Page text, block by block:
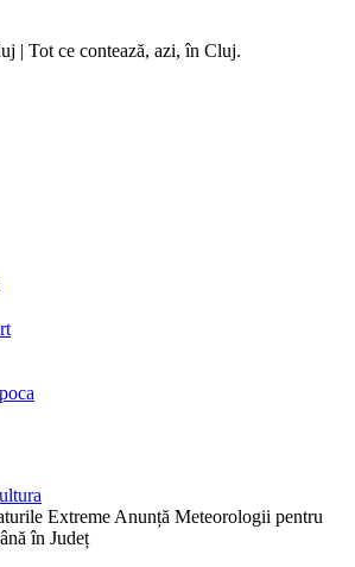
| Tot ce contează, azi, în Cluj.
Extreme Anunță Meteorologii pentru
în Județ